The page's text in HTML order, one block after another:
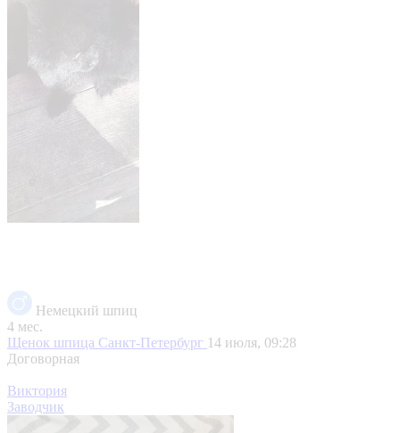
Немецкий шпиц
4 мес.
Щенок шпица Санкт-Петербург 14 июля, 09:28
Договорная
Виктория
Заводчик